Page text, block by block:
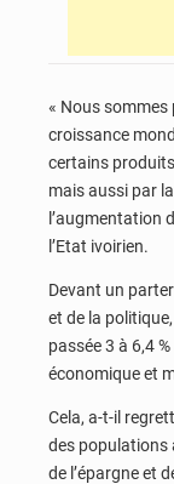
« Nous sommes
croissance
certains produits
mais aussi par
l’augmentation
l’Etat ivoirien.
Devant un
et de la
passée 3 à 6,4
économique et
Cela, a-t-il
des populations
de l’épargne et